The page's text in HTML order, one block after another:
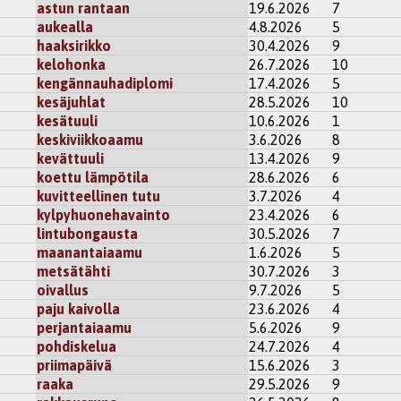
astun rantaan 19.6.2026
7
aukealla 4.8.2026
5
haaksirikko 30.4.2026
9
kelohonka 26.7.2026
10
kengännauhadiplomi 17.4.2026
5
kesäjuhlat 28.5.2026
10
kesätuuli 10.6.2026
1
keskiviikkoaamu 3.6.2026
8
kevättuuli 13.4.2026
9
koettu lämpötila 28.6.2026
6
kuvitteellinen tutu 3.7.2026
4
kylpyhuonehavainto 23.4.2026
6
lintubongausta 30.5.2026
7
maanantaiaamu 1.6.2026
5
metsätähti 30.7.2026
3
oivallus 9.7.2026
5
paju kaivolla 23.6.2026
4
perjantaiaamu 5.6.2026
9
pohdiskelua 24.7.2026
4
priimapäivä 15.6.2026
3
raaka 29.5.2026
9